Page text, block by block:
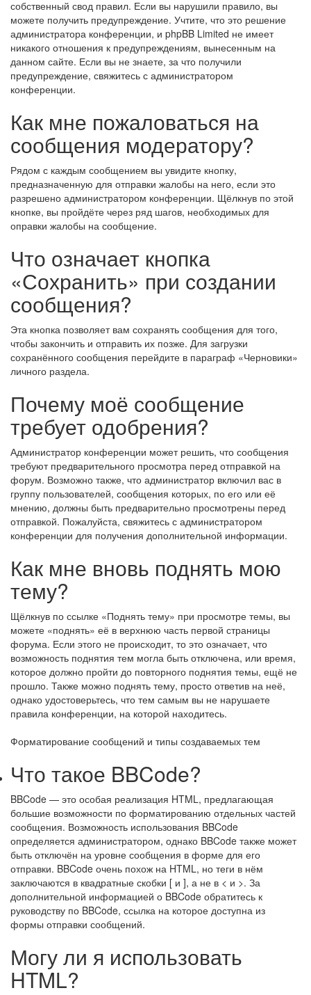
собственный свод правил. Если вы нарушили правило, вы
можете получить предупреждение. Учтите, что это решение
администратора конференции, и phpBB Limited не имеет
никакого отношения к предупреждениям, вынесенным на
данном сайте. Если вы не знаете, за что получили
предупреждение, свяжитесь с администратором
конференции.
Как мне пожаловаться на
сообщения модератору?
Рядом с каждым сообщением вы увидите кнопку,
предназначенную для отправки жалобы на него, если это
разрешено администратором конференции. Щёлкнув по этой
кнопке, вы пройдёте через ряд шагов, необходимых для
оправки жалобы на сообщение.
Что означает кнопка
«Сохранить» при создании
сообщения?
Эта кнопка позволяет вам сохранять сообщения для того,
чтобы закончить и отправить их позже. Для загрузки
сохранённого сообщения перейдите в параграф «Черновики»
личного раздела.
Почему моё сообщение
требует одобрения?
Администратор конференции может решить, что сообщения
требуют предварительного просмотра перед отправкой на
форум. Возможно также, что администратор включил вас в
группу пользователей, сообщения которых, по его или её
мнению, должны быть предварительно просмотрены перед
отправкой. Пожалуйста, свяжитесь с администратором
конференции для получения дополнительной информации.
Как мне вновь поднять мою
тему?
Щёлкнув по ссылке «Поднять тему» при просмотре темы, вы
можете «поднять» её в верхнюю часть первой страницы
форума. Если этого не происходит, то это означает, что
возможность поднятия тем могла быть отключена, или время,
которое должно пройти до повторного поднятия темы, ещё не
прошло. Также можно поднять тему, просто ответив на неё,
однако удостоверьтесь, что тем самым вы не нарушаете
правила конференции, на которой находитесь.
Форматирование сообщений и типы создаваемых тем
Что такое BBCode?
BBCode — это особая реализация HTML, предлагающая
большие возможности по форматированию отдельных частей
сообщения. Возможность использования BBCode
определяется администратором, однако BBCode также может
быть отключён на уровне сообщения в форме для его
отправки. BBCode очень похож на HTML, но теги в нём
заключаются в квадратные скобки [ и ], а не в < и >. За
дополнительной информацией о BBCode обратитесь к
руководству по BBCode, ссылка на которое доступна из
формы отправки сообщений.
Могу ли я использовать
HTML?